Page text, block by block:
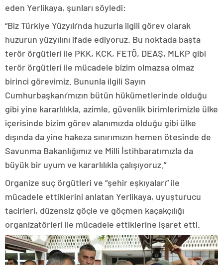
eden Yerlikaya, şunları söyledi:
“Biz Türkiye Yüzyılı’nda huzurla ilgili görev olarak
huzurun yüzyılını ifade ediyoruz. Bu noktada başta
terör örgütleri ile PKK, KCK, FETÖ, DEAŞ, MLKP gibi
terör örgütleri ile mücadele bizim olmazsa olmaz
birinci görevimiz. Bununla ilgili Sayın
Cumhurbaşkanı’mızın bütün hükümetlerinde olduğu
gibi yine kararlılıkla, azimle, güvenlik birimlerimizle ülke
içerisinde bizim görev alanımızda olduğu gibi ülke
dışında da yine hakeza sınırımızın hemen ötesinde de
Savunma Bakanlığımız ve Milli İstihbaratımızla da
büyük bir uyum ve kararlılıkla çalışıyoruz.”
Organize suç örgütleri ve “şehir eşkıyaları” ile
mücadele ettiklerini anlatan Yerlikaya, uyuşturucu
tacirleri, düzensiz göçle ve göçmen kaçakçılığı
organizatörleri ile mücadele ettiklerine işaret etti.